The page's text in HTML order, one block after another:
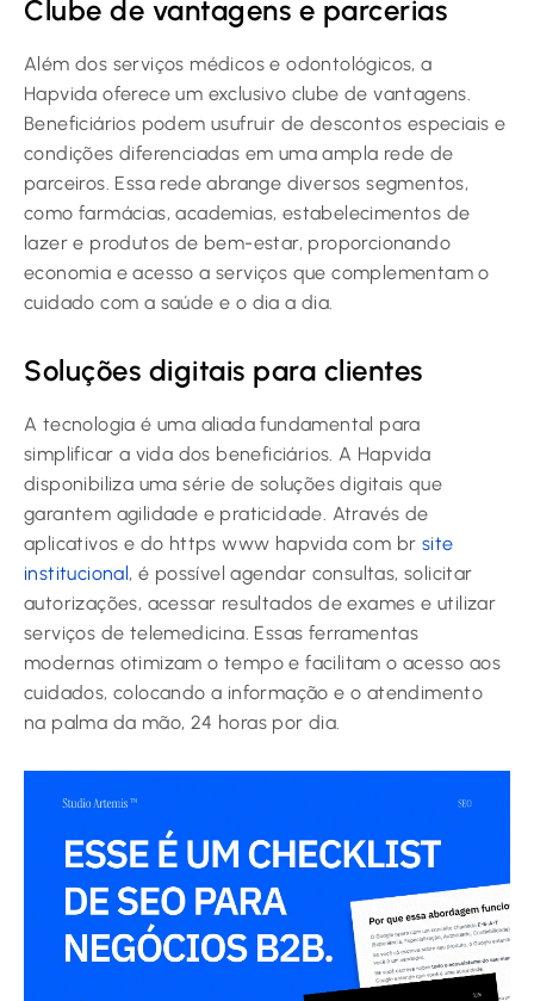
Clube de vantagens e parcerias
Além dos serviços médicos e odontológicos, a
Hapvida oferece um exclusivo clube de vantagens.
Beneficiários podem usufruir de descontos especiais e
condições diferenciadas em uma ampla rede de
parceiros. Essa rede abrange diversos segmentos,
como farmácias, academias, estabelecimentos de
lazer e produtos de bem-estar, proporcionando
economia e acesso a serviços que complementam o
cuidado com a saúde e o dia a dia.
Soluções digitais para clientes
A tecnologia é uma aliada fundamental para
simplificar a vida dos beneficiários. A Hapvida
disponibiliza uma série de soluções digitais que
garantem agilidade e praticidade. Através de
aplicativos e do https www hapvida com br site
institucional, é possível agendar consultas, solicitar
autorizações, acessar resultados de exames e utilizar
serviços de telemedicina. Essas ferramentas
modernas otimizam o tempo e facilitam o acesso aos
cuidados, colocando a informação e o atendimento
na palma da mão, 24 horas por dia.